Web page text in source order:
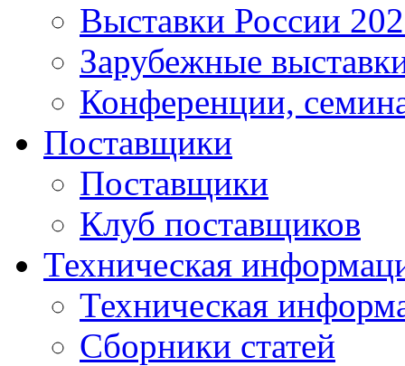
Выставки России
Зарубежные
Конференции,
Поставщики
Поставщики
Клуб поставщиков
Техническая
Техническая
Сборники статей